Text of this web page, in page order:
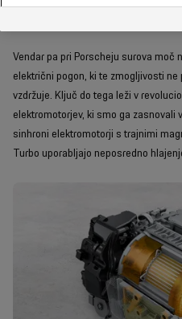
Tehnologija iz
Vendar pa pri Porscheju surova moč
električni pogon, ki te zmogljivosti
vzdržuje. Ključ do tega leži v
elektromotorjev, ki smo ga zasnovali
sinhroni elektromotorji s trajnimi
Turbo uporabljajo neposredno